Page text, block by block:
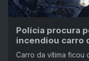
Polícia procura
incendiou carro
Carro da vítima ficou